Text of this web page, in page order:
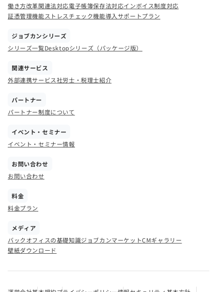
働き方改革関連法対応電子帳簿保存法対応インボイス制度対応
証憑管理機能ストレスチェック機能導入サポートプラン
ジョブカンシリーズ
シリーズ一覧Desktopシリーズ（パッケージ版）
関連サービス
外部連携サービス社労士・税理士紹介
パートナー
パートナー制度について
イベント・セミナー
イベント・セミナー情報
お問い合わせ
お問い合わせ
料金
料金プラン
メディア
バックオフィスの基礎知識ジョブカンマーケットCMギャラリー
壁紙ダウンロード